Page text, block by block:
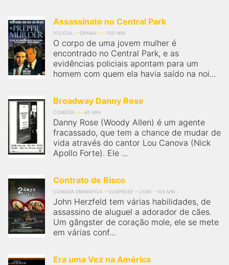
Assassinato no Central Park
POLICIAL DRAMA 100 MIN
O corpo de uma jovem mulher é
encontrado no Central Park, e as
evidências policiais apontam para um
homem com quem ela havia saído na noi...
Broadway Danny Rose
COMÉDIA 63 MIN
Danny Rose (Woody Allen) é um agente
fracassado, que tem a chance de mudar de
vida através do cantor Lou Canova (Nick
Apollo Forte). Ele ...
Contrato de Risco
COMÉDIA DRAMÁTICA SUSPENSE LIVRE 105 MIN
John Herzfeld tem várias habilidades, de
assassino de aluguel a adorador de cães.
Um gângster de coração mole, ele se mete
em várias conf...
Era uma Vez na América